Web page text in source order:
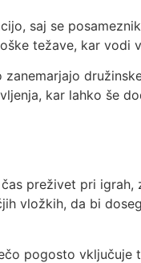
saj se
težave, kar vodi
kar lahko še
preživet pri igrah,
vložkih, da bi
pogosto vključuje